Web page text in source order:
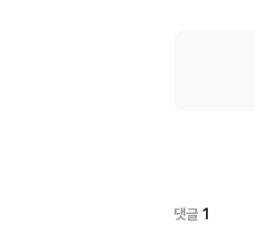
댓글 1